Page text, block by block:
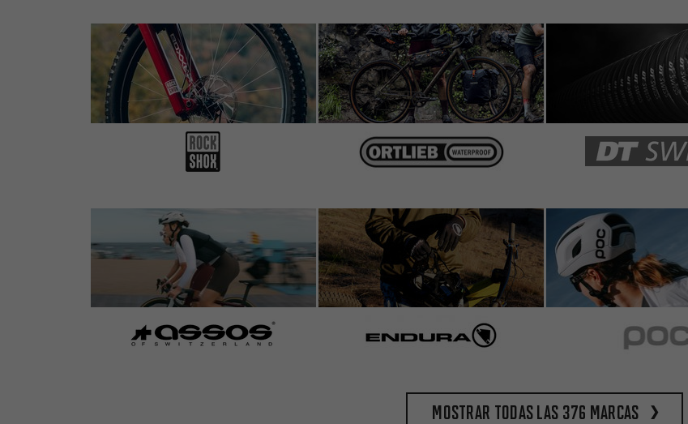
- mein Vorredner fand den Hebel teuer. Für die sehr simple Konstruktion mit 3 Alu-Teilen, 1 Feder und
2 Schrauben, ist der Preis eher hoch, aber in Anbetracht der Robustheit noch OK.
3 de 5 estrellasde Johannes F.
el 01.05.2014
: negro | izquierda
0 de 1 clientes le ha parecido útil esta reseña.
Mostrar todas las 376 marcas